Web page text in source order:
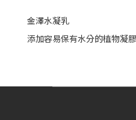
金澤水凝乳
添加容易保有水分的植物凝